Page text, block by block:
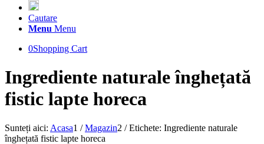
Cautare
Menu Menu
0Shopping Cart
Ingrediente naturale înghețată
fistic lapte horeca
Sunteți aici: Acasa1 / Magazin2 / Etichete: Ingrediente naturale
înghețată fistic lapte horeca